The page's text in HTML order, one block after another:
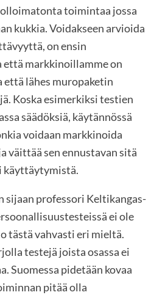
toimintaa jossa
kukkia. Voidakseen arvioida
on ensin
että markkinoillamme on
lähes muropaketin
Koska esimerkiksi testien
säädöksiä, käytännössä
voidaan markkinoida
väittää sen ennustavan sitä
käyttäytymistä.
sijaan professori Keltikangas-
ei ole
tästä vahvasti eri mieltä.
testejä joista osassa ei
Suomessa pidetään kovaa
pitää olla